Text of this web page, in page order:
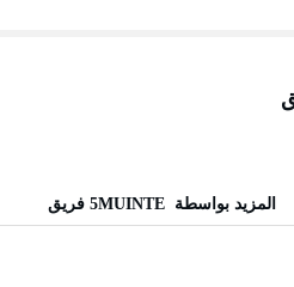
‫‫المزيد بواسطة‬ ‬ 5MUINTE فريق